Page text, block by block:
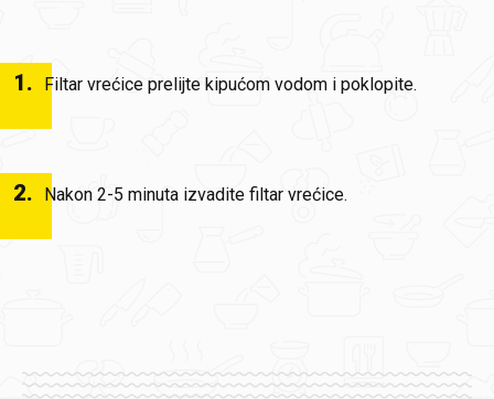
1. Filtar vrećice prelijte kipućom vodom i poklopite.
2. Nakon 2-5 minuta izvadite filtar vrećice.